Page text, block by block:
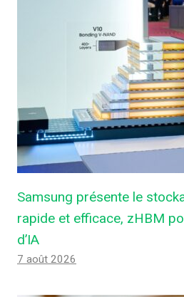
Samsung présente le
rapide et efficace, zHBM
d’IA
7 août 2026